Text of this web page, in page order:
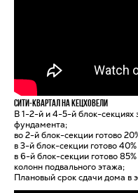
Сити-квартал на Кецховели
В 1-2-й и 4-5-й блок-секциях
фундамента;
во 2-й блок-секции готово
в 3-й блок-секции готово
в 6-й блок-секции готово
колонн подвального этажа;
Плановый срок сдачи дома в